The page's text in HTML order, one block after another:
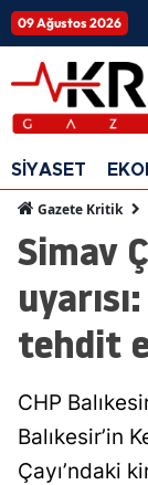
09 Ağustos 2026
SİYASET
Gazete Kritik
Simav
tehdit
CHP
Balıkesir’in
Çayı’ndaki